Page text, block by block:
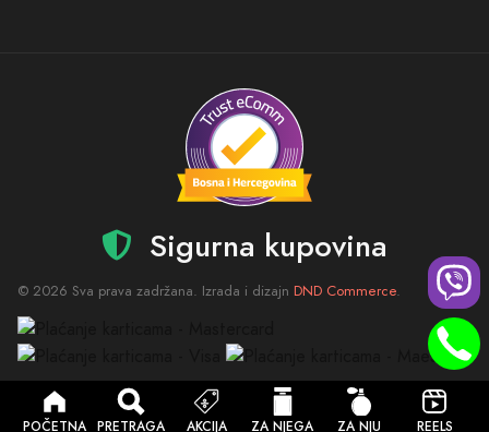
POČETNA PRETRAGA AKCIJA ZA NJEGA ZA NJU REELS
Sigurna kupovina
© 2026 Sva prava zadržana. Izrada i dizajn DND Commerce.